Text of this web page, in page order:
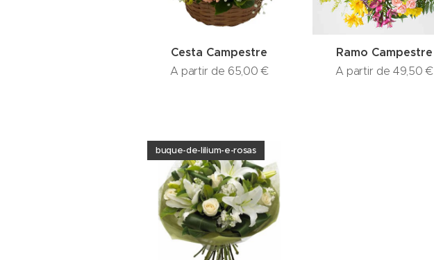
Cesta Campestre
A partir de 65,00 €
Ramo Campestre
A partir de 49,50 €
buque-de-lilium-e-rosas